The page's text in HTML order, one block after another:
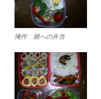
俺作 娘への弁当